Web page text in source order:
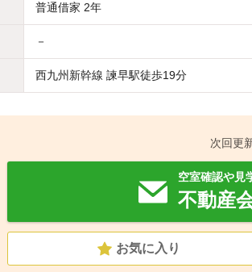
普通借家 2年
－
西九州新幹線 諫早駅徒歩19分
次回更
空室確認や見
不動産
お気に入り